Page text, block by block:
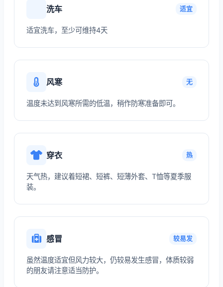
洗车 适宜
适宜洗车，至少可维持4天
风寒 无
温度未达到风寒所需的低温，稍作防寒准备即可。
穿衣 热
天气热，建议着短裙、短裤、短薄外套、T恤等夏季服
装。
感冒 较易发
虽然温度适宜但风力较大，仍较易发生感冒，体质较弱
的朋友请注意适当防护。